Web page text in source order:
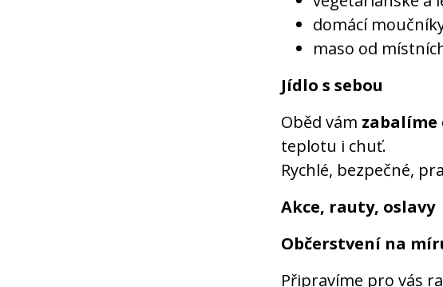
domácí
maso od
Jídlo s sebou
Oběd vám
teplotu i chuť.
Rychlé, bezpečné,
Akce, rauty, oslavy
Občerstvení na
Připravíme pro vás